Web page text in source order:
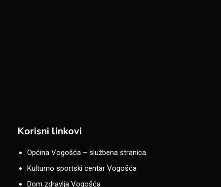
Korisni linkovi
Općina Vogošća – službena stranica
Kulturno sportski centar Vogošća
Dom zdravlja Vogošća